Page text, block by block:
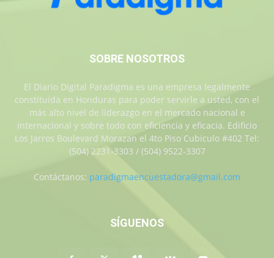
SOBRE NOSOTROS
El Diario Digital Paradigma es una empresa legalmente
constituida en Honduras para poder servirle a usted, con el
más alto nivel de liderazgo en el mercado nacional e
internacional y sobre todo con eficiencia y eficacia. Edificio
Los Jarros Boulevard Morazan el 4to Piso Cubiculo #402 Tel:
(504) 2231-3303 / (504) 9522-3307
Contáctanos: paradigmaencuestadora@gmail.com
SÍGUENOS